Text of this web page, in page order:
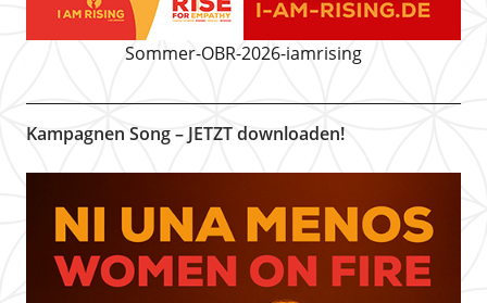
Sommer-OBR-2026-iamrising
Kampagnen Song – JETZT downloaden!